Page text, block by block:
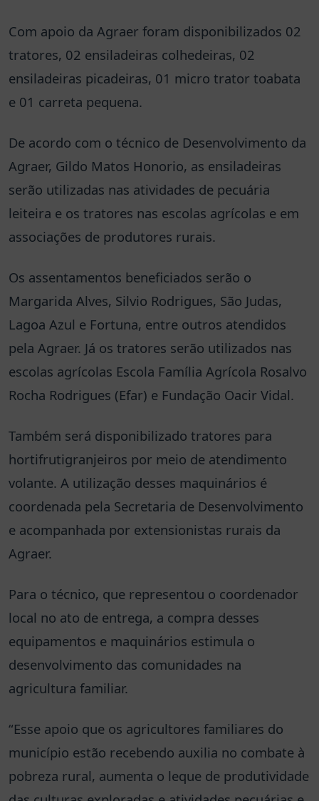
Com apoio da Agraer foram disponibilizados 02
tratores, 02 ensiladeiras colhedeiras, 02
ensiladeiras picadeiras, 01 micro trator toabata
e 01 carreta pequena.
De acordo com o técnico de Desenvolvimento da
Agraer, Gildo Matos Honorio, as ensiladeiras
serão utilizadas nas atividades de pecuária
leiteira e os tratores nas escolas agrícolas e em
associações de produtores rurais.
Os assentamentos beneficiados serão o
Margarida Alves, Silvio Rodrigues, São Judas,
Lagoa Azul e Fortuna, entre outros atendidos
pela Agraer. Já os tratores serão utilizados nas
escolas agrícolas Escola Família Agrícola Rosalvo
Rocha Rodrigues (Efar) e Fundação Oacir Vidal.
Também será disponibilizado tratores para
hortifrutigranjeiros por meio de atendimento
volante. A utilização desses maquinários é
coordenada pela Secretaria de Desenvolvimento
e acompanhada por extensionistas rurais da
Agraer.
Para o técnico, que representou o coordenador
local no ato de entrega, a compra desses
equipamentos e maquinários estimula o
desenvolvimento das comunidades na
agricultura familiar.
“Esse apoio que os agricultores familiares do
município estão recebendo auxilia no combate à
pobreza rural, aumenta o leque de produtividade